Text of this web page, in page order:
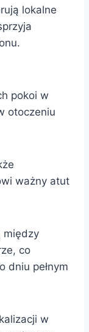
lokalne
pokoi w
otoczeniu
ważny atut
między
co
dniu pełnym
w